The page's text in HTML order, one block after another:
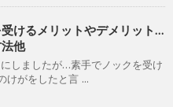
けるメリットやデメリット…
他
しましたが…素手でノックを受け
けがをしたと言 ...